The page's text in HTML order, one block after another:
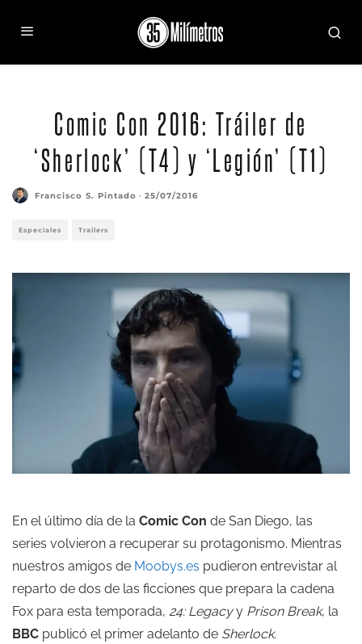
Comic Con 2016: Tráiler de
‘Sherlock’ (T4) y ‘Legión’ (T1)
Francisco S. Pintado · 25/07/2016
Especiales Trailers
En el último día de la Comic Con de San Diego, las
series volvieron a recuperar su protagonismo. Mientras
nuestros amigos de Moobys.es pudieron entrevistar al
reparto de dos de las ficciones que prepara la cadena
Fox para esta temporada, 24: Legacyy Prison Break, la
BBC publicó el primer adelanto de Sherlock.